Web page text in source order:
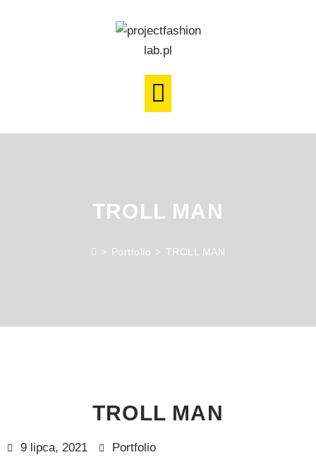
TROLL MAN
> Portfolio > TROLL MAN
TROLL MAN
9 lipca, 2021 Portfolio